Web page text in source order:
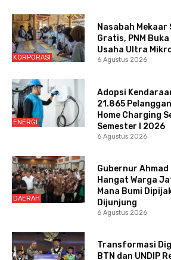
KORPORASI
Nasabah
Gratis, PNM
Usaha Ultra
6 Agustus 2026
ENERGI
Adopsi
21.865
Home Charging
Semester I 2026
6 Agustus 2026
DAERAH
Gubernur
Hangat Warga
Mana Bumi
Dijunjung
6 Agustus 2026
Transformasi
BTN dan UNDIP